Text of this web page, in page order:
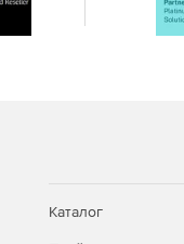
Каталог